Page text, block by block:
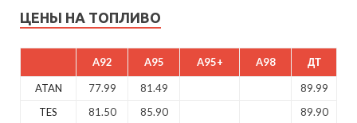
ЦЕНЫ НА ТОПЛИВО
A92 A95 A95+ A98 ДТ
ATAN 77.99 81.49
89.99
TES
81.50 85.90
89.90